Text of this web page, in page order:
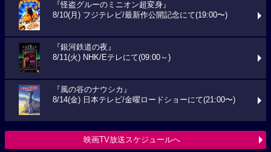
『怪盗グルーのミニオン超変身』
8/10(月) フジテレビ/最新作公開記念にて(19:00〜)
『銀河鉄道の夜』
8/11(火) NHK/Eテレにて(09:00～)
『風の谷のナウシカ』
8/14(金) 日本テレビ/金曜ロードショーにて(21:00〜)
映画TV放送スケジュールへ